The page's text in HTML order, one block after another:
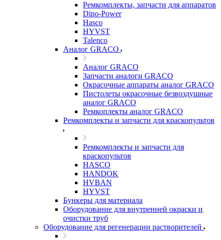
Ремкомплекты, запчасти для аппаратов
Dino-Power
Hasco
HYVST
Talenco
Аналог GRACO
Аналог GRACO
Запчасти аналоги GRACO
Окрасочные аппараты аналог GRACO
Пистолеты окрасочные безвоздушные
аналог GRACO
Ремкоплекты аналог GRACO
Ремкомплекты и запчасти для краскопультов
Ремкомплекты и запчасти для
краскопультов
HASCO
HANDOK
HVBAN
HYVST
Бункеры для материала
Оборудование для внутренней окраски и
очистки труб
Оборудование для регенерации растворителей